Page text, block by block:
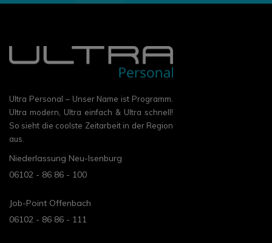
Ultra Personal – Unser Name ist Programm.
Ultra modern, Ultra einfach & Ultra schnell!
So sieht die coolste Zeitarbeit in der Region
aus.
Niederlassung Neu-Isenburg
06102 - 86 86 - 100
Job-Point Offenbach
06102 - 86 86 - 111